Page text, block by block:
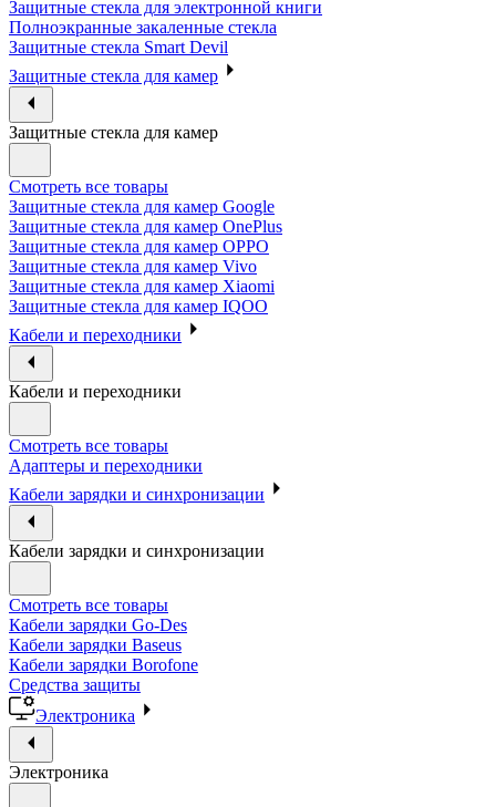
Защитные стекла для электронной книги
Полноэкранные закаленные стекла
Защитные стекла Smart Devil
Защитные стекла для камер
Защитные стекла для камер
Смотреть все товары
Защитные стекла для камер Google
Защитные стекла для камер OnePlus
Защитные стекла для камер OPPO
Защитные стекла для камер Vivo
Защитные стекла для камер Xiaomi
Защитные стекла для камер IQOO
Кабели и переходники
Кабели и переходники
Смотреть все товары
Адаптеры и переходники
Кабели зарядки и синхронизации
Кабели зарядки и синхронизации
Смотреть все товары
Кабели зарядки Go-Des
Кабели зарядки Baseus
Кабели зарядки Borofone
Средства защиты
Электроника
Электроника